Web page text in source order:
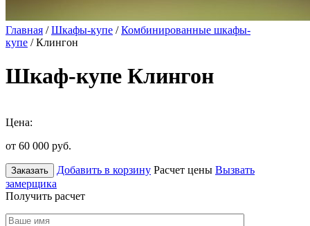
Главная /Шкафы-купе /Комбинированные шкафы-
купе / Клингон
Шкаф-купе Клингон
Цена:
от 60 000 руб.
Заказать Добавить в корзину Расчет цены Вызвать
замерщика
Получить расчет